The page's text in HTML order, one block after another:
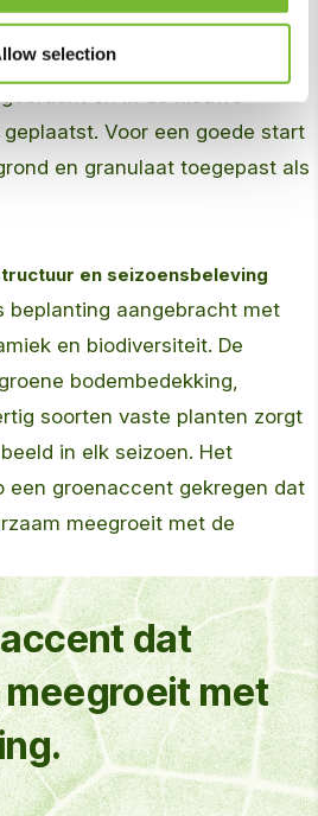
selection
en opvallend grote blad.
hoog, werd met speciaal
en in de nieuwe
Voor een goede start
en granulaat toegepast als
en seizoensbeleving
beplanting aangebracht met
en biodiversiteit. De
bodembedekking,
soorten vaste planten zorgt
in elk seizoen. Het
een groenaccent gekregen dat
meegroeit met de
dat
met